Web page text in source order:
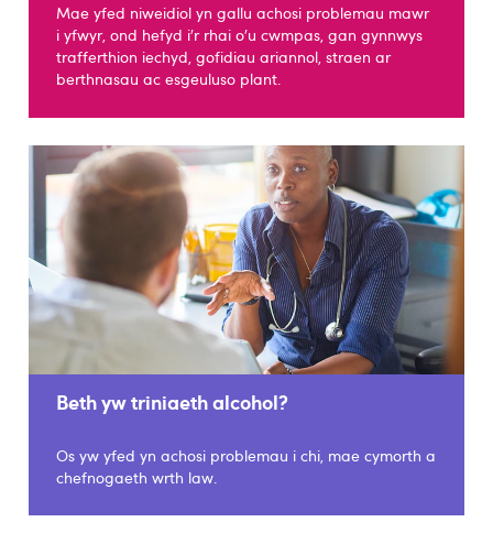
Mae yfed niweidiol yn gallu achosi problemau mawr
i yfwyr, ond hefyd i’r rhai o’u cwmpas, gan gynnwys
trafferthion iechyd, gofidiau ariannol, straen ar
berthnasau ac esgeuluso plant.
Beth yw triniaeth alcohol?
Os yw yfed yn achosi problemau i chi, mae cymorth a
chefnogaeth wrth law.